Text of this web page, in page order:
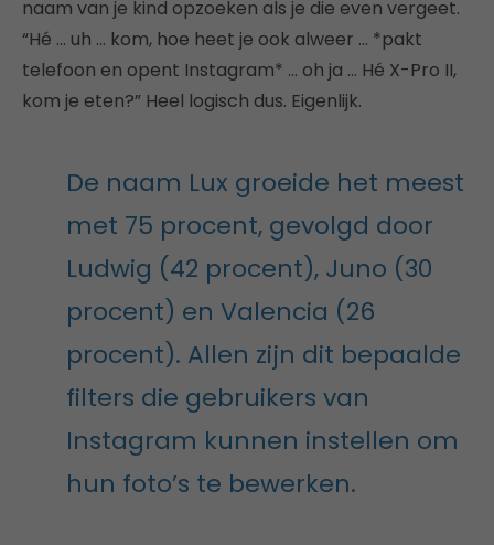
naam van je kind opzoeken als je die even vergeet.
“Hé … uh … kom, hoe heet je ook alweer … *pakt
telefoon en opent Instagram* … oh ja … Hé X-Pro II,
kom je eten?” Heel logisch dus. Eigenlijk.
De naam Lux groeide het meest
met 75 procent, gevolgd door
Ludwig (42 procent), Juno (30
procent) en Valencia (26
procent). Allen zijn dit bepaalde
filters die gebruikers van
Instagram kunnen instellen om
hun foto’s te bewerken.